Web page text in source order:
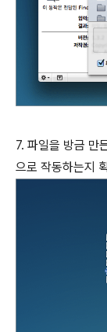
7. 파일을 방금 만
으로 작동하는지